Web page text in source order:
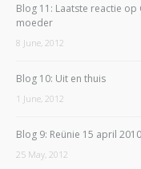
Blog 11: Laatste reactie
moeder
8 June, 2012
Blog 10: Uit en thuis
1 June, 2012
Blog 9: Reünie 15 april
25 May, 2012